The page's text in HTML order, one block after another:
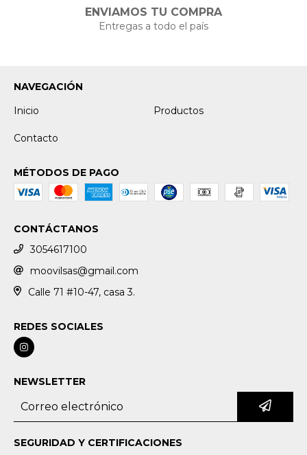
ENVIAMOS TU COMPRA
Entregas a todo el país
NAVEGACIÓN
Inicio
Productos
Contacto
MÉTODOS DE PAGO
CONTÁCTANOS
3054617100
moovilsas@gmail.com
Calle 71 #10-47, casa 3.
REDES SOCIALES
NEWSLETTER
SEGURIDAD Y CERTIFICACIONES